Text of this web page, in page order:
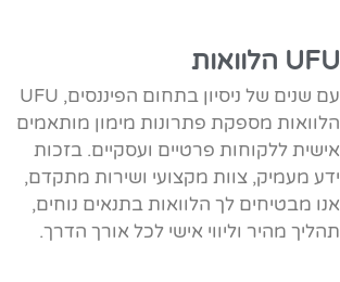
UFU הלוואות
עם שנים של ניסיון בתחום הפיננסים, UFU
הלוואות מספקת פתרונות מימון מותאמים
אישית ללקוחות פרטיים ועסקיים. בזכות
ידע מעמיק, צוות מקצועי ושירות מתקדם,
אנו מבטיחים לך הלוואות בתנאים נוחים,
תהליך מהיר וליווי אישי לכל אורך הדרך.